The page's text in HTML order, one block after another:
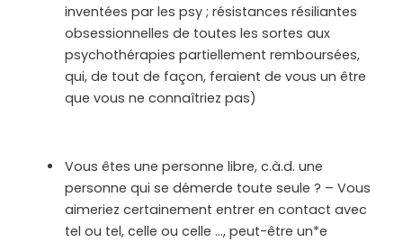
inventées par les psy ; résistances résiliantes
obsessionnelles de toutes les sortes aux
psychothérapies partiellement remboursées,
qui, de tout de façon, feraient de vous un être
que vous ne connaîtriez pas)
Vous êtes une personne libre, c.à.d. une
personne qui se démerde toute seule ? – Vous
aimeriez certainement entrer en contact avec
tel ou tel, celle ou celle …, peut-être un*e